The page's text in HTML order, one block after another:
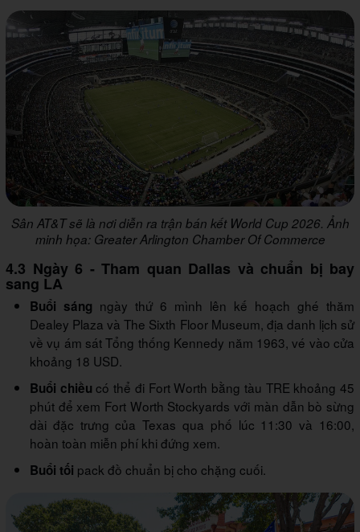
Sân AT&T sẽ là nơi diễn ra trận bán kết World Cup 2026. Ảnh
minh họa: Greater Arlington Chamber Of Commerce
4.3 Ngày 6 - Tham quan Dallas và chuẩn bị bay
sang LA
Buổi sáng ngày thứ 6 mình lên kế hoạch ghé thăm
Dealey Plaza và The Sixth Floor Museum, địa danh lịch sử
về vụ ám sát Tổng thống Kennedy năm 1963, vé vào cửa
khoảng 18 USD.
Buổi chiều có thể đi Fort Worth bằng tàu TRE khoảng 45
phút để xem Fort Worth Stockyards với màn dẫn bò sừng
dài đặc trưng của Texas qua phố lúc 11:30 và 16:00,
hoàn toàn miễn phí khi đứng xem.
Buổi tối pack đồ chuẩn bị cho chặng cuối.